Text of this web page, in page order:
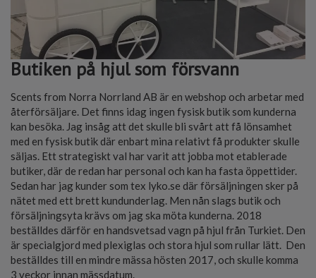
Butiken på hjul som försvann
Scents from Norra Norrland AB är en webshop och arbetar med
återförsäljare. Det finns idag ingen fysisk butik som kunderna
kan besöka. Jag insåg att det skulle bli svårt att få lönsamhet
med en fysisk butik där enbart mina relativt få produkter skulle
säljas. Ett strategiskt val har varit att jobba mot etablerade
butiker, där de redan har personal och kan ha fasta öppettider.
Sedan har jag kunder som tex lyko.se där försäljningen sker på
nätet med ett brett kundunderlag. Men nån slags butik och
försäljningsyta krävs om jag ska möta kunderna. 2018
beställdes därför en handsvetsad vagn på hjul från Turkiet. Den
är specialgjord med plexiglas och stora hjul som rullar lätt. Den
beställdes till en mindre mässa hösten 2017, och skulle komma
3 veckor innan mässdatum.